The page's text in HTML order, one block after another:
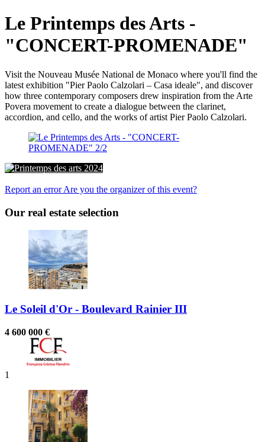
Le Printemps des Arts -
"CONCERT-PROMENADE"
Visit the Nouveau Musée National de Monaco where you'll find the
latest exhibition "Pier Paolo Calzolari – Casa ideale", and discover
how three contemporary composers drew inspiration from the Arte
Povera movement to create a dialogue between the clarinet,
accordion, and cello, and the works of artist Pier Paolo Calzolari.
Report an errorAre you the organizer of this event?
Our real estate selection
Le Soleil d'Or - Boulevard Rainier III
4 600 000 €
1